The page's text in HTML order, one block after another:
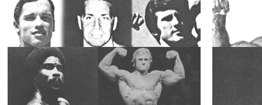
ける! ポージ
ングの芸術家
エド・コーニ
ー〈その3〉
スペシャ
リスト
2018.07.09
1977年度
IFBBミスタ
ー・オール・
ジャパン・チ
ャンピオンシ
スペシャ
2018.07.02
2018.07.02